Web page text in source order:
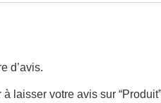
d’avis.
laisser votre avis sur “Produit”